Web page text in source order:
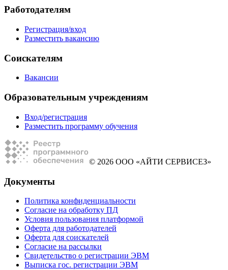
Работодателям
Регистрация/вход
Разместить вакансию
Соискателям
Вакансии
Образовательным учреждениям
Вход/регистрация
Разместить программу обучения
© 2026 ООО «АЙТИ СЕРВИСЕЗ»
Документы
Политика конфиденциальности
Согласие на обработку ПД
Условия пользования платформой
Оферта для работодателей
Оферта для соискателей
Согласие на рассылки
Свидетельство о регистрации ЭВМ
Выписка гос. регистрации ЭВМ